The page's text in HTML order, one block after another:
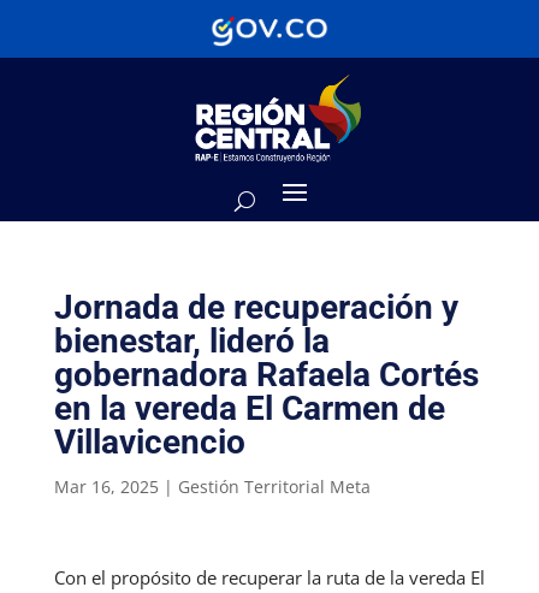
Jornada de recuperación y
bienestar, lideró la
gobernadora Rafaela Cortés
en la vereda El Carmen de
Villavicencio
Mar 16, 2025| Gestión Territorial Meta
Con el propósito de recuperar la ruta de la vereda El